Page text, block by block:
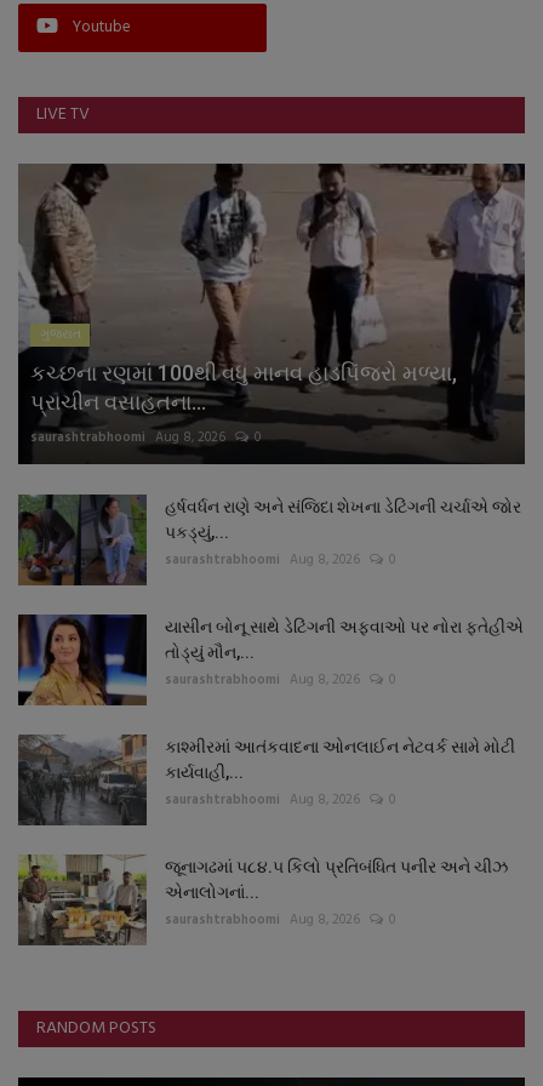
Youtube
LIVE TV
ગુજરાત
કચ્છના રણમાં 100થી વધુ માનવ હાડપિંજરો મળ્યા,
પ્રાચીન વસાહતના...
saurashtrabhoomi Aug 8, 2026 0
હર્ષવર્ધન રાણે અને સંજિદા શેખના ડેટિંગની ચર્ચાએ જોર
પકડ્યું,...
saurashtrabhoomi Aug 8, 2026 0
યાસીન બોનૂ સાથે ડેટિંગની અફવાઓ પર નોરા ફતેહીએ
તોડ્યું મૌન,...
saurashtrabhoomi Aug 8, 2026 0
કાશ્મીરમાં આતંકવાદના ઓનલાઈન નેટવર્ક સામે મોટી
કાર્યવાહી,...
saurashtrabhoomi Aug 8, 2026 0
જૂનાગઢમાં ૫૮૪.૫ કિલો પ્રતિબંધિત પનીર અને ચીઝ
એનાલોગનાં...
saurashtrabhoomi Aug 8, 2026 0
RANDOM POSTS